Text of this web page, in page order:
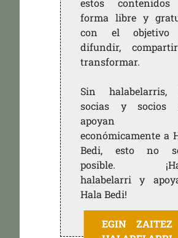
estos
forma libre y
con el objetivo
difundir,
transformar.
Sin halabelarris,
socias y socios
apoyan
económicamente a
Bedi, esto no
posible.
halabelarri y
Hala Bedi!
EGIN ZAITEZ